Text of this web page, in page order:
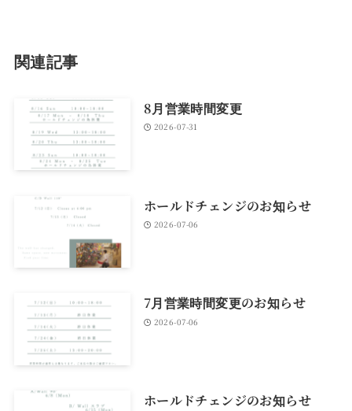
関連記事
8月営業時間変更
2026-07-31
ホールドチェンジのお知らせ
2026-07-06
7月営業時間変更のお知らせ
2026-07-06
ホールドチェンジのお知らせ